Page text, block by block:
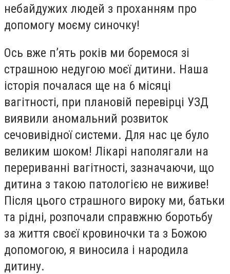
небайдужих людей з проханням про
допомогу моєму синочку!
Ось вже п’ять років ми боремося зі
страшною недугою моєї дитини. Наша
історія почалася ще на 6 місяці
вагітності, при плановій перевірці УЗД
виявили аномальний розвиток
сечовивідної системи. Для нас це було
великим шоком! Лікарі наполягали на
перериванні вагітності, зазначаючи, що
дитина з такою патологією не виживе!
Після цього страшного вироку ми, батьки
та рідні, розпочали справжню боротьбу
за життя своєї кровиночки та з Божою
допомогою, я виносила і народила
дитину.